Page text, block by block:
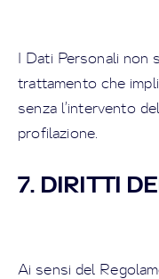
I Dati Personali non
trattamento che
senza l’intervento
profilazione.
7. DIRITTI
Ai sensi del